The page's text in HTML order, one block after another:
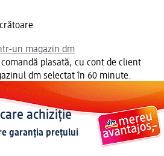
un magazin dm
plasată, cu cont de client
dm selectat în 60 minute.
achiziție
garanția prețului